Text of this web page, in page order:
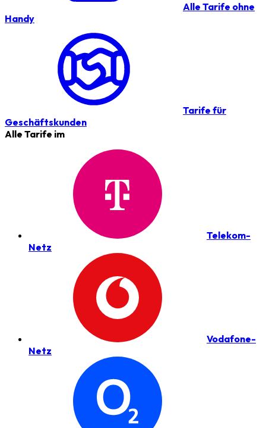
Alle Tarife ohne
Handy
Tarife für
Geschäftskunden
Alle Tarife im
Telekom-
Netz
Vodafone-
Netz